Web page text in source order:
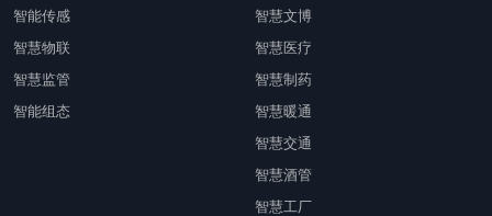
智能传感
智慧物联
智慧监管
智能组态
智慧文博
智慧医疗
智慧制药
智慧暖通
智慧交通
智慧酒管
智慧工厂